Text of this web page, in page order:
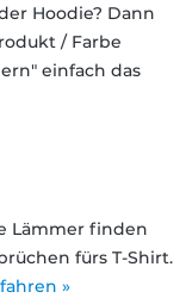
Hoodie? Dann
/ Farbe
einfach das
Lämmer finden
fürs T-Shirt.
»